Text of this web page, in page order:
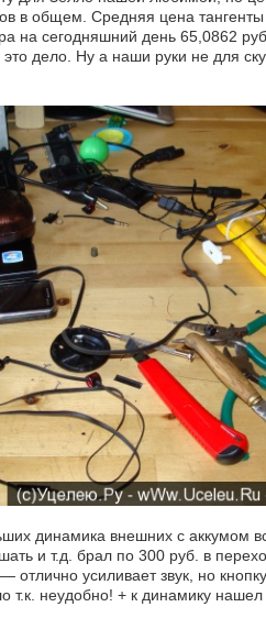
в общем. Средняя цена
на сегодняшний день 65,0862
это дело. Ну а наши руки не для
динамика внешних с аккумом
и т.д. брал по 300 руб. в
отлично усиливает звук, но
неудобно! + к динамику нашел